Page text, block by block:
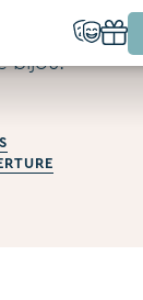
être du
bijou.